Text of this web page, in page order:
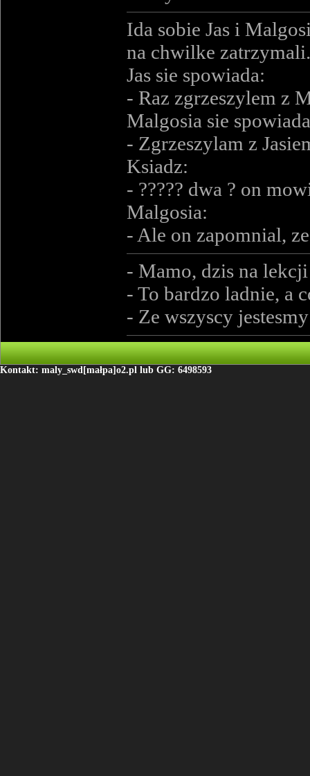
Ida sobie Jas i
na chwilke
Jas sie spowiada:
- Raz zgrzeszylem z
Malgosia sie
- Zgrzeszylam z
Ksiadz:
- ????? dwa ? on
Malgosia:
- Ale on zapomnial,
- Mamo, dzis na
- To bardzo ladnie, a
- Ze wszyscy
Kontakt: maly_swd[małpa]o2.pl lub GG: 6498593